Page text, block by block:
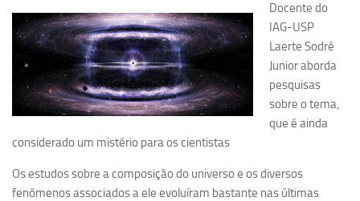
Pesquisa
Grupos de Estudo
Carreira Docente de Impacto
Ciência, Arte, Educação e Sociedade: CienArtES
Grupo de Estudos Avançados em Tecnologia e Informação
em Saúde com foco em Populações Vulneráveis
Grupos de estudo encerrados
Docente do
IAG-USP
Laerte Sodré
Junior aborda
pesquisas
sobre o tema,
que é ainda
considerado um mistério para os cientistas
Os estudos sobre a composição do universo e os diversos
fenômenos associados a ele evoluíram bastante nas últimas